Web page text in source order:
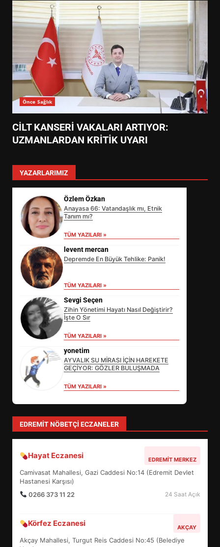
Önce Sağlık
CİLT KANSERİ VAKALARI ARTIYOR:
UZMANLARDAN KRİTİK UYARI
YAZARLARIMIZ
Özlem Özkan
Anayasa 66: Vatandaşlık mı, Etnik
Tanım mı?
TÜM YAZILARI »
levent mercan
Depremde En Büyük Tehlike: Panik!
TÜM YAZILARI »
Sevgi Seçen
Zihin Yönetimi Hayatı Nasıl Değiştirir?
İşte O Sır
TÜM YAZILARI »
yonetim
AYVALIK SU MİRASI İÇİN HAREKETE
GEÇİYOR: GÖZLER BULUŞMADA
TÜM YAZILARI »
EDREMIT NÖBETÇI ECZANELER
Hayat Eczanesi EDREMIT MERKEZ
Camivasat Mahallesi, Gazi Caddesi No:14 (Edremit Devlet
Hastanesi Karşısı)
0266 373 11 22
24 Saat Açık
Körfez Eczanesi AKÇAY
Akçay Mahallesi, Turgut Reis Caddesi No:45 (Belediye
SÜRDÜRÜLEBİLİRLİKTE NE
DEĞİŞECEK?
4
5
BALIKESİR MÜZELERİNDE SÜRE
UZATILDI: NE DEĞİŞTİ?
6
TURNUVASI KAYITLARI NEYİ